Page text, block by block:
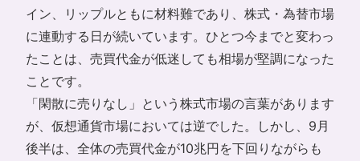
イン、リップルともに材料難であり、株式・為替市場
に連動する日が続いています。ひとつ今までと変わっ
たことは、売買代金が低迷しても相場が堅調になった
ことです。
「閑散に売りなし」という株式市場の言葉があります
が、仮想通貨市場においては逆でした。しかし、9月
後半は、全体の売買代金が10兆円を下回りながらも